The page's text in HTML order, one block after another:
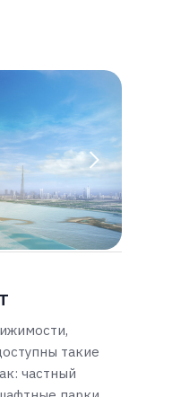
такие
частный